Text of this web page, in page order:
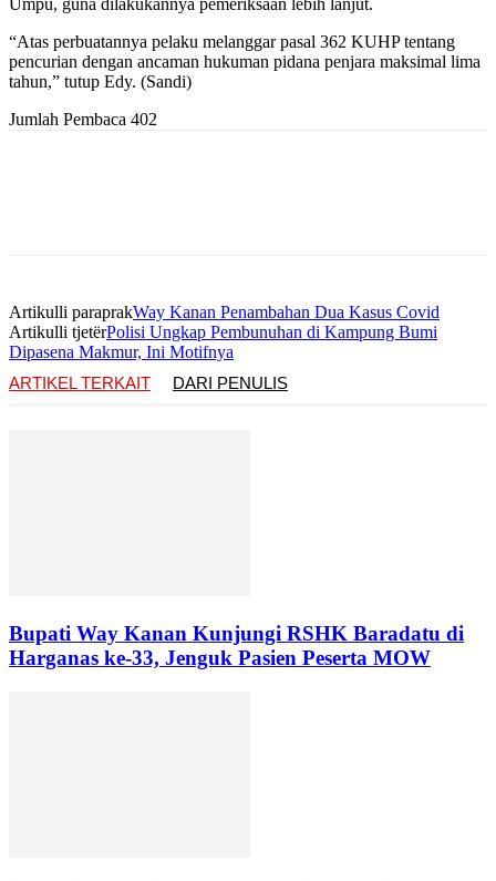
Umpu, guna dilakukannya pemeriksaan lebih lanjut.
“Atas perbuatannya pelaku melanggar pasal 362 KUHP tentang
pencurian dengan ancaman hukuman pidana penjara maksimal lima
tahun,” tutup Edy. (Sandi)
Jumlah Pembaca 402
Artikulli paraprakWay Kanan Penambahan Dua Kasus Covid
Artikulli tjetërPolisi Ungkap Pembunuhan di Kampung Bumi
Dipasena Makmur, Ini Motifnya
ARTIKEL TERKAIT
DARI PENULIS
Bupati Way Kanan Kunjungi RSHK Baradatu di
Harganas ke-33, Jenguk Pasien Peserta MOW